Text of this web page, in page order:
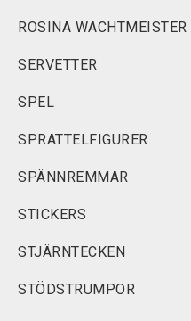
ROSINA WACHTMEISTER
SERVETTER
SPEL
SPRATTELFIGURER
SPÄNNREMMAR
STICKERS
STJÄRNTECKEN
STÖDSTRUMPOR